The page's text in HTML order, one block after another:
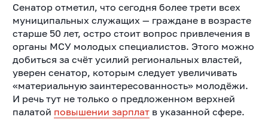
Сенатор отметил, что сегодня более трети всех
муниципальных служащих — граждане в возрасте
старше 50 лет, остро стоит вопрос привлечения в
органы МСУ молодых специалистов. Этого можно
добиться за счёт усилий региональных властей,
уверен сенатор, которым следует увеличивать
«материальную заинтересованность» молодёжи.
И речь тут не только о предложенном верхней
палатой повышении зарплатв указанной сфере.